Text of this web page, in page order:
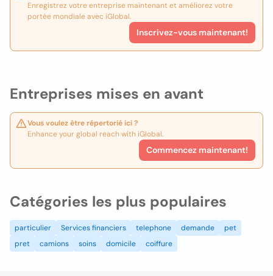
Entreprises mises en avant
Vous voulez être répertorié ici ?
Enhance your global reach with iGlobal.
Commencez maintenant!
Enregistrez votre entreprise maintenant et améliorez votre
portée mondiale avec iGlobal.
Inscrivez-vous maintenant!
Catégories les plus populaires
particulier Services financiers telephone demande
pet
pret
camions soins domicile coiffure